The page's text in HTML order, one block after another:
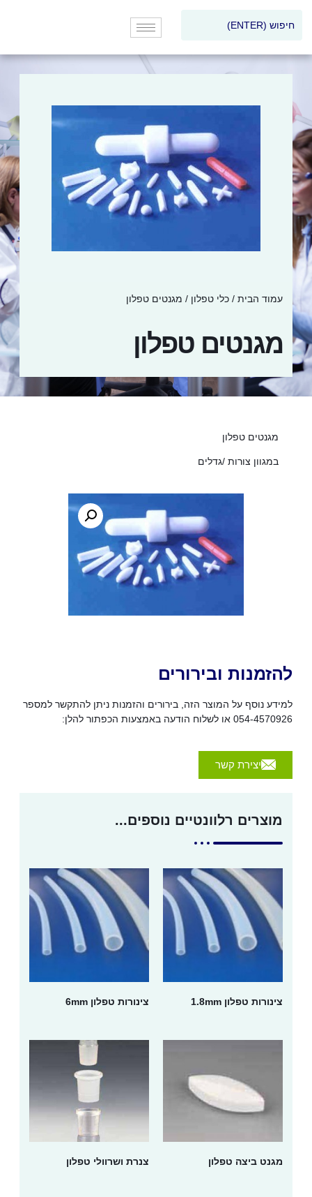
עמוד הבית / כלי טפלון / מגנטים טפלון
מגנטים טפלון
מגנטים טפלון
במגוון צורות /גדלים
להזמנות ובירורים
למידע נוסף על המוצר הזה, בירורים והזמנות ניתן להתקשר למספר
054-4570926 או לשלוח הודעה באמצעות הכפתור להלן:
יצירת קשר
מוצרים רלוונטיים נוספים...
צינורות טפלון 1.8mm צינורות טפלון 6mm
מגנט ביצה טפלון צנרת ושרוולי טפלון